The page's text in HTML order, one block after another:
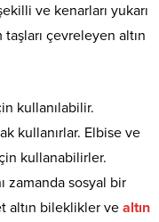
ve kenarları yukarı
çevreleyen altın
kullanılabilir.
kullanırlar. Elbise ve
kullanabilirler.
zamanda sosyal bir
altın bileklikler ve altın